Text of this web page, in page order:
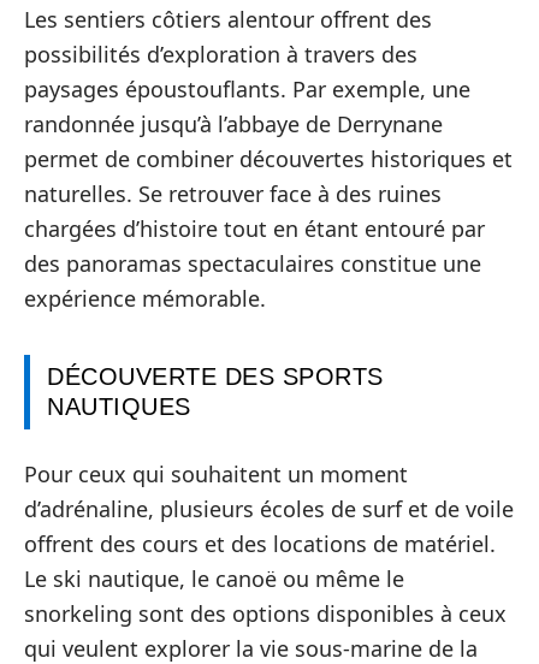
Les sentiers côtiers alentour offrent des
possibilités d’exploration à travers des
paysages époustouflants. Par exemple, une
randonnée jusqu’à l’abbaye de Derrynane
permet de combiner découvertes historiques et
naturelles. Se retrouver face à des ruines
chargées d’histoire tout en étant entouré par
des panoramas spectaculaires constitue une
expérience mémorable.
DÉCOUVERTE DES SPORTS
NAUTIQUES
Pour ceux qui souhaitent un moment
d’adrénaline, plusieurs écoles de surf et de voile
offrent des cours et des locations de matériel.
Le ski nautique, le canoë ou même le
snorkeling sont des options disponibles à ceux
qui veulent explorer la vie sous-marine de la